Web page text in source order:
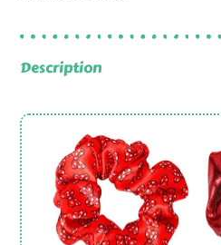
Description